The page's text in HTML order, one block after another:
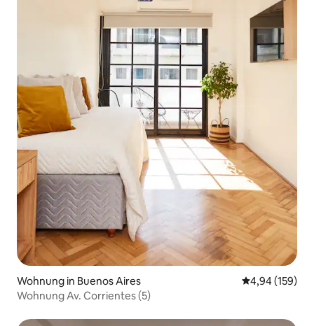
Wohnung in Buenos Aires
4,94 (159)
Wohnung Av. Corrientes (5)